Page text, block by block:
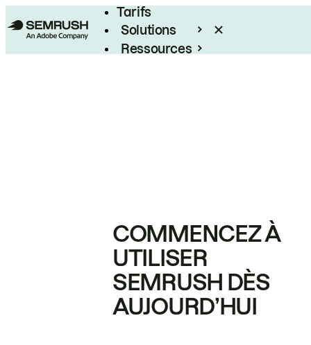
Tarifs
Solutions
Ressources
COMMENCEZ À
UTILISER
SEMRUSH DÈS
AUJOURD’HUI